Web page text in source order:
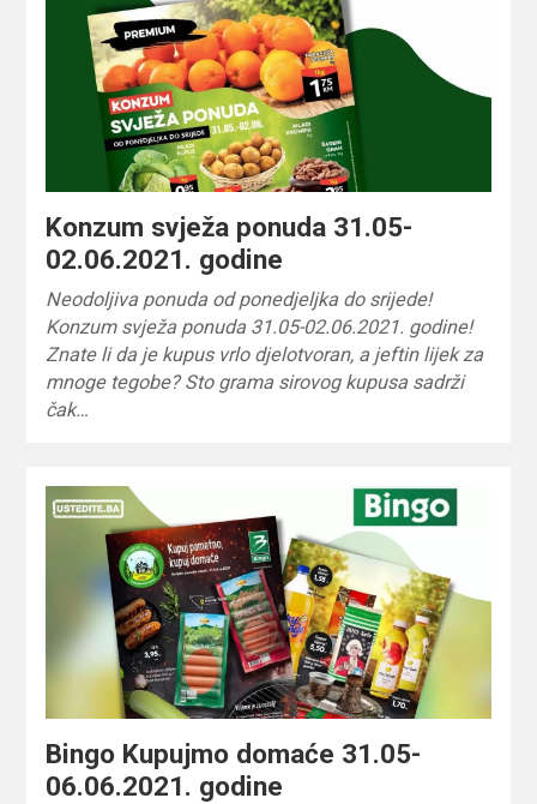
Konzum svježa ponuda 31.05-
02.06.2021. godine
Neodoljiva ponuda od ponedjeljka do srijede!
Konzum svježa ponuda 31.05-02.06.2021. godine!
Znate li da je kupus vrlo djelotvoran, a jeftin lijek za
mnoge tegobe? Sto grama sirovog kupusa sadrži
čak…
Bingo Kupujmo domaće 31.05-
06.06.2021. godine